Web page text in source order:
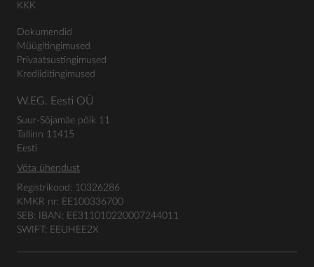
KKK
Dokumendid
Müügitingimused
Privaatsustingimused
Krediiditingimused
W.EG. Eesti OÜ
Suur-Sõjamäe põik 11
Tallinn 11415
Eesti
Võta ühendust
Registrikood: 10326286
KMKR nr: EE100336700
SEB: IBAN: EE311010220007244011
SWIFT: EEUHEE2X